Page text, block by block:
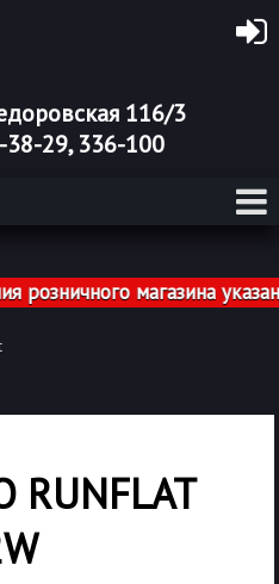
116/3
38-29, 336-100
магазина указаны
RUNFLAT